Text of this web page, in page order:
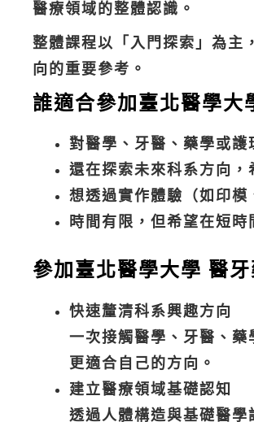
醫療領域的整體認識。
整體課程以「入門探索」為主
向的重要參考。
誰適合參加臺北醫學大
對醫學、牙醫、藥學或
還在探索未來科系方向
想透過實作體驗（如印
時間有限，但希望在短
參加臺北醫學大學 醫
快速釐清科系興趣方向
一次接觸醫學、牙醫、藥
更適合自己的方向。
建立醫療領域基礎認知
透過人體構造與基礎醫